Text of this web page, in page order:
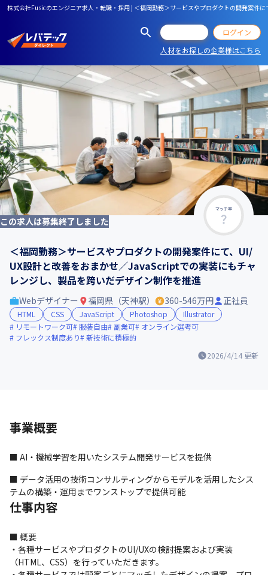
株式会社Fusicのエンジニア求人・転職・採用 | ＜福岡勤務＞サービスやプロダクトの開発案
ログイン
人材をお探しの企業様はこちら
マッチ率
この求人は募集終了しました
＜福岡勤務＞サービスやプロダクトの開発案件にて、UI/
UX設計と改善をおまかせ／JavaScriptでの実装にもチャ
レンジし、製品を跨いだデザイン制作を推進
2026/4/14 更新
Webデザイナー 福岡県（天神駅） 360-546万円 正社員
HTML CSS JavaScript Photoshop
Illustrator
リモートワーク可 服装自由 副業可
オンライン選考可
フレックス制度あり
新技術に積極的
事業概要
■ AI・機械学習を用いたシステム開発サービスを提供
■ データ活用の技術コンサルティングからモデルを活用したシス
テムの構築・運用までワンストップで提供可能
仕事内容
■ 概要
・各種サービスやプロダクトのUI/UXの検討提案および実装
（HTML、CSS）を行っていただきます。